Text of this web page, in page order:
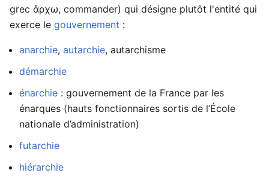
grec ἄρχω, commander) qui désigne plutôt l'entité qui
exerce le gouvernement :
anarchie, autarchie, autarchisme
démarchie
énarchie : gouvernement de la France par les
énarques (hauts fonctionnaires sortis de l’École
nationale d’administration)
futarchie
hiérarchie